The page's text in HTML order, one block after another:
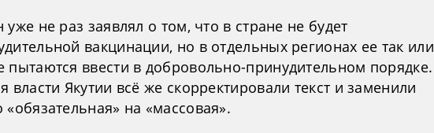
уже не раз заявлял о том, что в стране не будет
вакцинации, но в отдельных регионах ее так или
пытаются ввести в добровольно-принудительном порядке.
власти Якутии всё же скорректировали текст и заменили
«обязательная» на «массовая».